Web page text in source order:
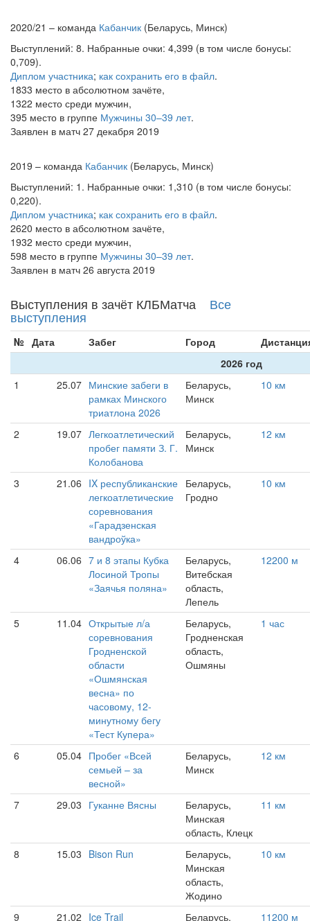
2020/21 – команда Кабанчик (Беларусь, Минск)
Выступлений: 8. Набранные очки: 4,399 (в том числе бонусы:
0,709).
Диплом участника; как сохранить его в файл.
1833 место в абсолютном зачёте,
1322 место среди мужчин,
395 место в группе Мужчины 30–39 лет.
Заявлен в матч 27 декабря 2019
2019 – команда Кабанчик (Беларусь, Минск)
Выступлений: 1. Набранные очки: 1,310 (в том числе бонусы:
0,220).
Диплом участника; как сохранить его в файл.
2620 место в абсолютном зачёте,
1932 место среди мужчин,
598 место в группе Мужчины 30–39 лет.
Заявлен в матч 26 августа 2019
Выступления в зачёт КЛБМатча Все
выступления
№ Дата Забег Город
2026 год
1
25.07 Минские забеги в
рамках Минского
триатлона 2026
Беларусь,
Минск
10 км
2 19.07 Легкоатлетический
пробег памяти З. Г.
Колобанова
Беларусь,
Минск
12 км
3 21.06 IX республиканские
легкоатлетические
соревнования
«Гарадзенская
вандроўка»
Беларусь,
Гродно
10 км
4 06.06 7 и 8 этапы Кубка
Лосиной Тропы
«Заячья поляна»
Беларусь,
Витебская
область,
Лепель
12200 м
5 11.04 Открытые л/а
соревнования
Гродненской
области
«Ошмянская
весна» по
часовому, 12-
минутному бегу
«Тест Купера»
Беларусь,
Гродненская
область,
Ошмяны
1 час
6 05.04 Пробег «Всей
семьей – за
весной»
Беларусь,
Минск
12 км
7 29.03 Гуканне Вясны
Беларусь,
Минская
область, Клецк
11 км
8 15.03 Bison Run
Беларусь,
Минская
область,
Жодино
10 км
9 21.02 Ice Trail
Беларусь,
11200 м